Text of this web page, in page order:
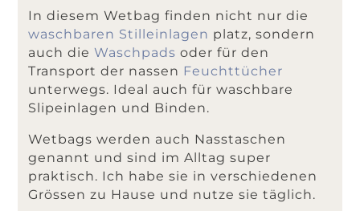
e
r
n
a
t
i
v
:
In diesem Wetbag finden nicht nur die
waschbaren Stilleinlagen platz, sondern
auch die Waschpads oder für den
Transport der nassen Feuchttücher
unterwegs. Ideal auch für waschbare
Slipeinlagen und Binden.
Wetbags werden auch Nasstaschen
genannt und sind im Alltag super
praktisch. Ich habe sie in verschiedenen
Grössen zu Hause und nutze sie täglich.